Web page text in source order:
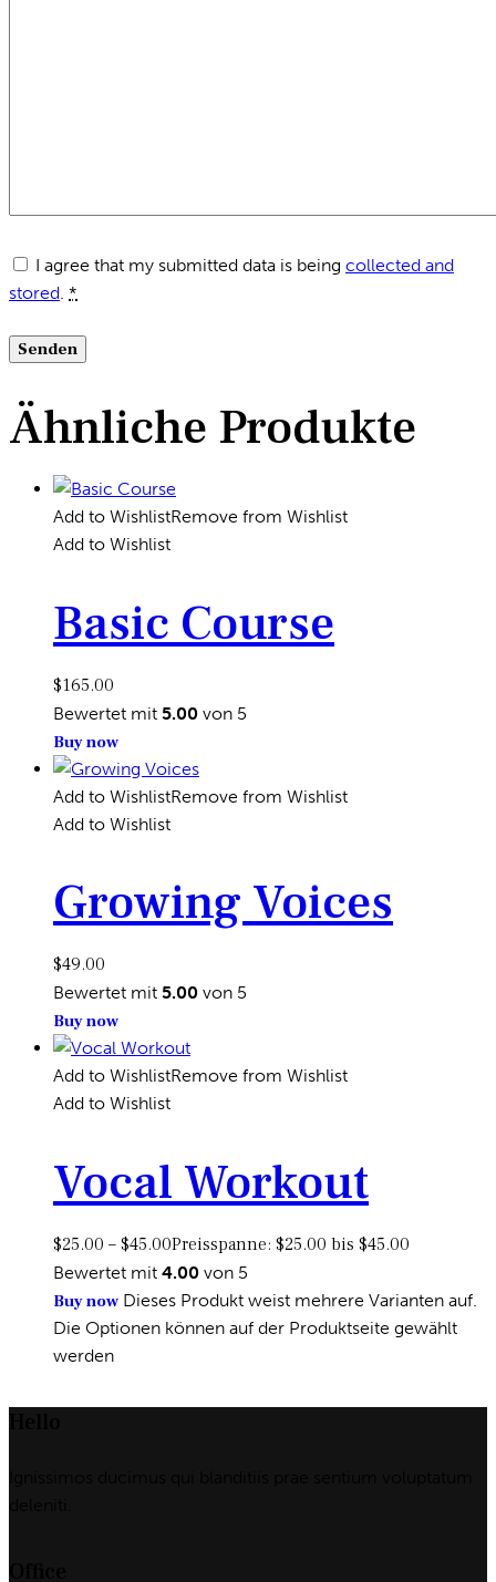
I agree that my submitted data is being collected and
stored *
Ähnliche Produkte
Add to WishlistRemove from Wishlist
Add to Wishlist
Basic Course
$165.00
Bewertet mit 5.00 von 5
Buy now
Add to WishlistRemove from Wishlist
Add to Wishlist
Growing Voices
$49.00
Bewertet mit 5.00 von 5
Buy now
Add to WishlistRemove from Wishlist
Add to Wishlist
Vocal Workout
$25.00 – $45.00Preisspanne: $25.00 bis $45.00
Bewertet mit 4.00 von 5
Buy now Dieses Produkt weist mehrere Varianten auf.
Die Optionen können auf der Produktseite gewählt
werden